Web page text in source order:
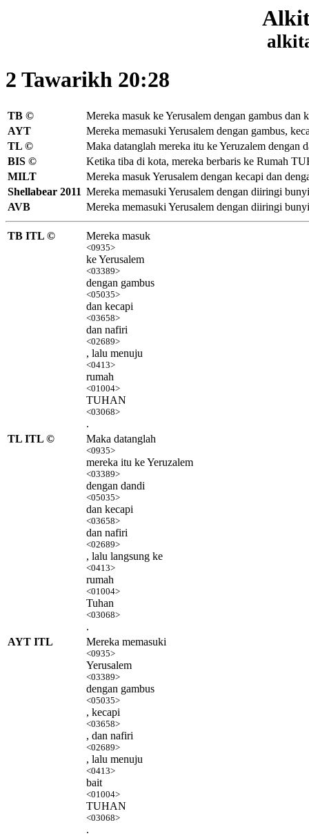
2 Tawarikh 20:28
TB ©
Mereka masuk ke Yerusalem dengan gambus
AYT
Mereka memasuki Yerusalem dengan gambus,
TL ©
Maka datanglah mereka itu ke Yeruzalem dengan
BIS ©
Ketika tiba di kota, mereka berbaris ke Rumah
MILT
Mereka masuk Yerusalem dengan kecapi dan
Shellabear 2011 Mereka memasuki Yerusalem dengan diiringi
AVB
Mereka memasuki Yerusalem dengan diiringi
TB ITL © Mereka masuk
<0935>
ke Yerusalem
<03389>
dengan gambus
<05035>
dan kecapi
<03658>
dan nafiri
<02689>
, lalu menuju
<0413>
rumah
<01004>
TUHAN
<03068>
.
TL ITL ©
Maka datanglah
<0935>
mereka itu ke Yeruzalem
<03389>
dengan dandi
<05035>
dan kecapi
<03658>
dan nafiri
<02689>
, lalu langsung ke
<0413>
rumah
<01004>
Tuhan
<03068>
.
AYT ITL
Mereka memasuki
<0935>
Yerusalem
<03389>
dengan gambus
<05035>
, kecapi
<03658>
, dan nafiri
<02689>
, lalu menuju
<0413>
bait
<01004>
TUHAN
<03068>
.